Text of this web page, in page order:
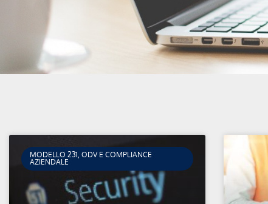
MODELLO 231, ODV E COMPLIANCE
AZIENDALE